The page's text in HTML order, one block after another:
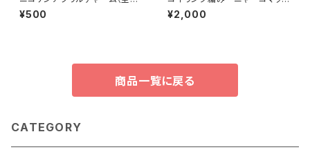
身）
¥500
ト 【受注製作品】
¥2,000
商品一覧に戻る
CATEGORY